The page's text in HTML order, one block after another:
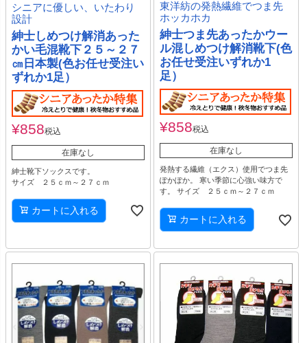
シニアに優しい、いたわり
設計
紳士しめつけ解消あった
かい毛混靴下２５～２７
㎝日本製(色お任せ受注い
ずれか1足）
¥858税込
在庫なし
紳士靴下ソックスです。
サイズ ２５ｃｍ～２７ｃｍ
カートに入れる
東洋紡の発熱繊維でつま先
ホッカホカ
紳士つま先あったかウー
ル混しめつけ解消靴下(色
お任せ受注いずれか1
足）
¥858税込
在庫なし
発熱する繊維（エクス）使用でつま先
ぽかぽか。 寒い季節に心強い味方で
す。 サイズ ２５ｃｍ～２７ｃｍ
カートに入れる